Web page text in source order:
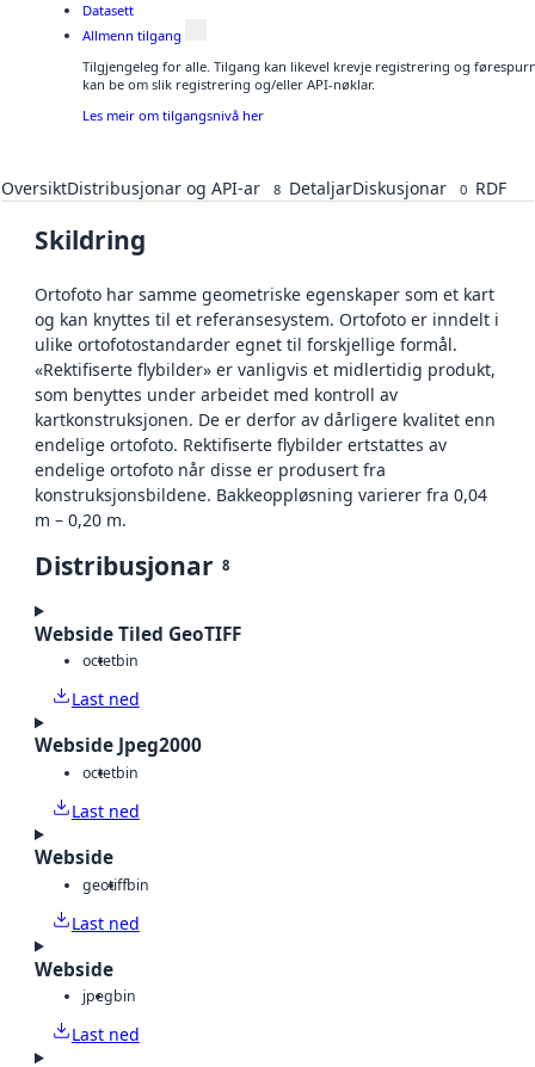
Datasett
Allmenn tilgang
Tilgjengeleg for alle. Tilgang kan likevel krevje registrering og
kan be om slik registrering og/eller API-nøklar.
Les meir om tilgangsnivå her
OversiktDistribusjonar og API-ar 8 DetaljarDiskusjonar 0 RDF
Skildring
Ortofoto har samme geometriske egenskaper som et kart
og kan knyttes til et referansesystem. Ortofoto er inndelt i
ulike ortofotostandarder egnet til forskjellige formål.
«Rektifiserte flybilder» er vanligvis et midlertidig produkt,
som benyttes under arbeidet med kontroll av
kartkonstruksjonen. De er derfor av dårligere kvalitet enn
endelige ortofoto. Rektifiserte flybilder ertstattes av
endelige ortofoto når disse er produsert fra
konstruksjonsbildene. Bakkeoppløsning varierer fra 0,04
m – 0,20 m.
Distribusjonar 8
Webside Tiled GeoTIFF
octetbin
Last ned
Webside Jpeg2000
octetbin
Last ned
Webside
geotiffbin
Last ned
Webside
jpegbin
Last ned